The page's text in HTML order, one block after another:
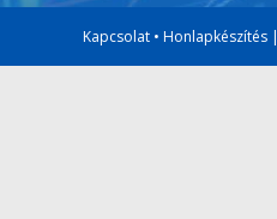
Kapcsolat• Honlapkészítés|